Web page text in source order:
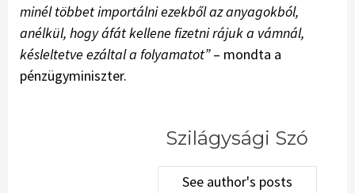
minél többet importálni ezekből az anyagokból,
anélkül, hogy áfát kellene fizetni rájuk a vámnál,
késleltetve ezáltal a folyamatot”– mondta a
pénzügyminiszter.
Szilágysági Szó
See author's posts